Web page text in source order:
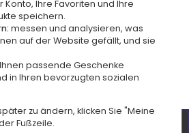
Personalisierter
Lederoptik
17,90 €
personalisierte standard-
Konto, Ihre Favoriten und Ihre
speichern.
messen und analysieren, was
auf der Website gefällt, und sie
Ihnen passende Geschenke
in Ihren bevorzugten sozialen
zu ändern, klicken Sie "Meine
Fußzeile.